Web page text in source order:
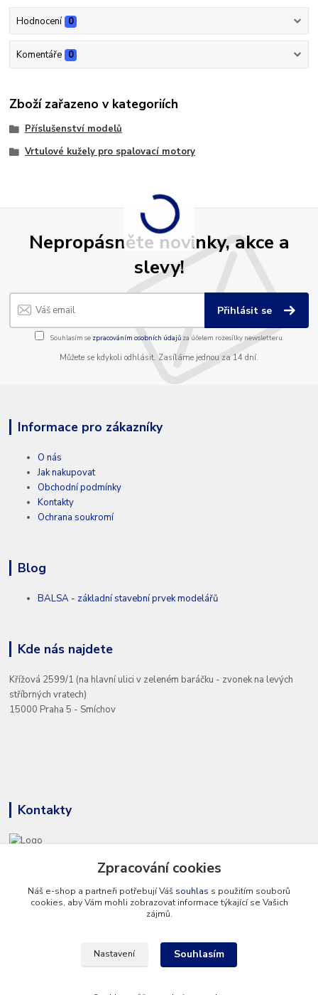
Hodnocení 0
Komentáře 0
Zboží zařazeno v kategoriích
Příslušenství modelů
Vrtulové kužely pro spalovací motory
Nepropásněte novinky, akce a
slevy!
Přihlásit se
Souhlasím se zpracováním osobních údajůza účelem rozesílky newsletteru.
Můžete se kdykoli odhlásit. Zasíláme jednou za 14 dní.
Informace pro zákazníky
O nás
Jak nakupovat
Obchodní podmínky
Kontakty
Ochrana soukromí
Blog
BALSA - základní stavební prvek modelářů
Kde nás najdete
Křížová 2599/1 (na hlavní ulici v zeleném baráčku - zvonek na levých
stříbrných vratech)
15000 Praha 5 - Smíchov
Kontakty
+420 777 286 674
info@hvp-modell.cz
Zpracování cookies
Náš e-shop a partneři potřebují Váš souhlas s použitím souborů
cookies, aby Vám mohli zobrazovat informace týkající se Vašich
zájmů.
Nastavení Souhlasím